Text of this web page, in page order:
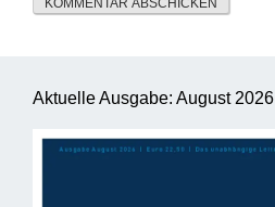
Aktuelle Ausgabe: August 2026